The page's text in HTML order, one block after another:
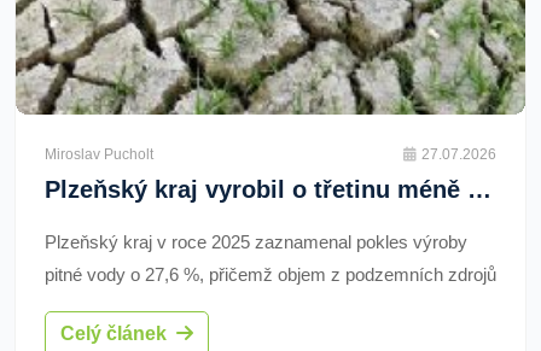
Miroslav Pucholt 27.07.2026
Plzeňský kraj vyrobil o třetinu méně pitné vody. Podzemní zdroje spadly na polovinu
Plzeňský kraj v roce 2025 zaznamenal pokles výroby
pitné vody o 27,6 %, přičemž objem z podzemních zdrojů
klesl na polovinu. Zásobování z veřejných vodovodů
zůstává pod republikovým průměrem a více než
Celý článek